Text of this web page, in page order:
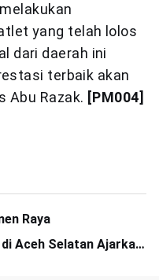
yang telah lolos
dari daerah ini
terbaik akan
Abu Razak. [PM004]
Raya
Aceh Selatan Ajarkan